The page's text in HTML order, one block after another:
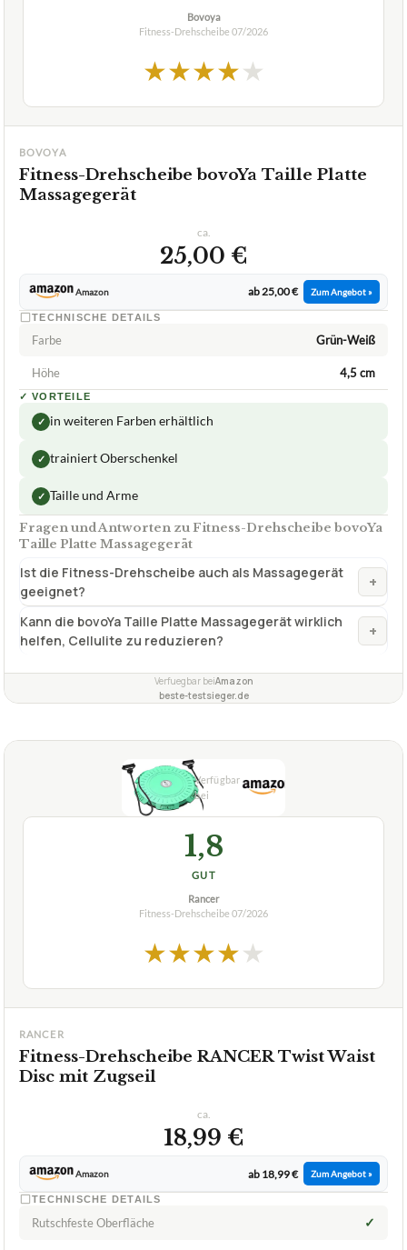
Bovoya
Fitness-Drehscheibe 07/2026
★★★★★
BOVOYA
Fitness-Drehscheibe bovoYa Taille Platte
Massagegerät
ca.
25,00 €
Amazon ab 25,00 € Zum Angebot »
TECHNISCHE DETAILS
Farbe Grün-Weiß
Höhe 4,5 cm
✓ VORTEILE
✓ in weiteren Farben erhältlich
✓ trainiert Oberschenkel
✓ Taille und Arme
Fragen und Antworten zu Fitness-Drehscheibe bovoYa
Taille Platte Massagegerät
Ist die Fitness-Drehscheibe auch als Massagegerät
geeignet?
+
Kann die bovoYa Taille Platte Massagegerät wirklich
helfen, Cellulite zu reduzieren?
+
Verfuegbar beiAmazon
beste-testsieger.de
1,8
GUT
Rancer
Fitness-Drehscheibe 07/2026
★★★★★
RANCER
Fitness-Drehscheibe RANCER Twist Waist
Disc mit Zugseil
ca.
18,99 €
Amazon ab 18,99 € Zum Angebot »
TECHNISCHE DETAILS
Rutschfeste Oberfläche ✓